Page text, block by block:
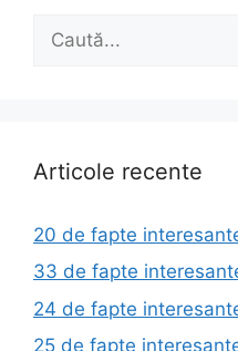
după:
Articole recente
20 de fapte
33 de fapte
24 de fapte
25 de fapte